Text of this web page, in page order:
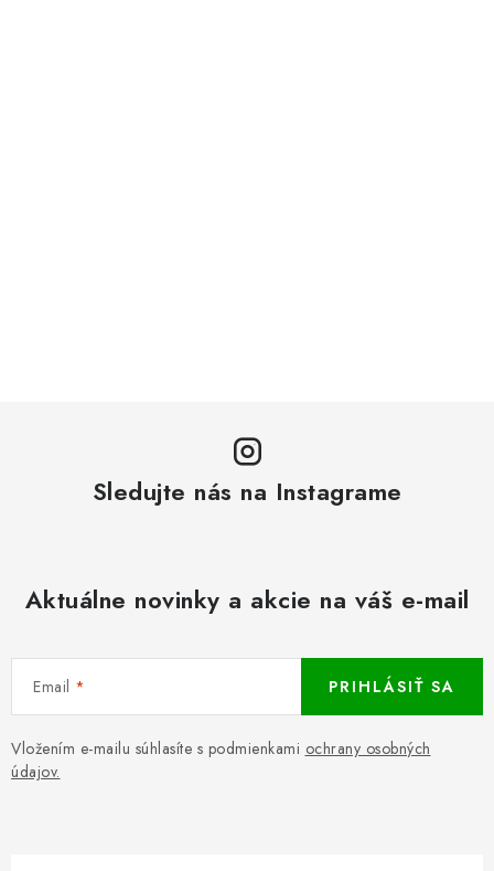
Sledujte nás na Instagrame
Aktuálne novinky a akcie na váš e-mail
Email
Vložením e-mailu súhlasíte s podmienkami ochrany osobných
údajov.
PRIHLÁSIŤ SA